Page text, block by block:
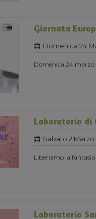
Giornata
Domenica 24
Domenica 24 marzo
Laboratorio di
Sabato 2 Marzo
Liberiamo la
Laboratorio